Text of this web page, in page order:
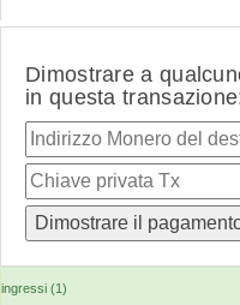
Dimostrare a
in questa
ingressi (1)